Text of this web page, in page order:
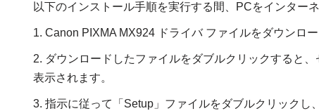
以下のインストール手順を実行する間、PCをインター
1. Canon PIXMA MX924 ドライバ ファイルをダウンロー
2. ダウンロードしたファイルをダブルクリックすると、
表示されます。
3. 指示に従って「Setup」ファイルをダブルクリックし、